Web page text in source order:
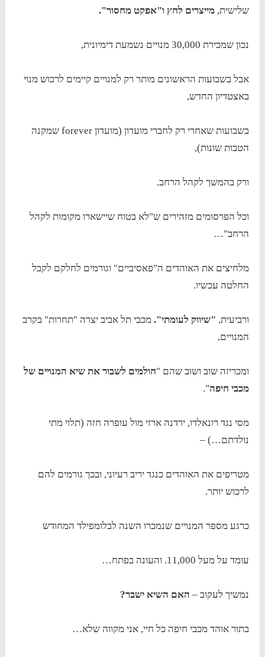
שלישית,מייצרים לחץ ו"אפקט מחסור".
נכון שמכירת 30,000 מנויים נשמעת דימיונית,
אבל בשבועות הראשונים מותר רק למנויים קיימים לרכוש מנוי
באצטדיון החדש,
בשבועות שאחרי רק לחברי מועדון (מועדון forever שמקנה
הטבות שונות),
ורק בהמשך לקהל הרחב.
וכל הפרסומים מזהירים ש"לא בטוח שיישארו מקומות לקהל
הרחב"…
מלחיצים את האוהדים ה"פאסיביים" וגורמים לחלקם לקבל
החלטה עכשיו.
ורביעית, "שיווק לעומתי". מכבי תל אביב יצרה "תחרות" בקרב
המנויים,
ומכריזה שוב ושוב שהם "חולמים לשבור את שיא המנויים של
מכבי חיפה".
מסי נגד רונאלדו, ירדנה ארזי מול עופרה חזה (תלוי מתי
נולדתם…) –
מטריפים את האוהדים כנגד יריב רעיוני, ובכך גורמים להם
לרכוש יותר.
כרגע מספר המנויים שנמכרו השנה לבלומפילד המחודש
עומד על מעל 11,000. והעונה בפתח…
נמשיך לעקוב – האם השיא ישבר?
בתור אוהד מכבי חיפה כל חיי, אני מקווה שלא…